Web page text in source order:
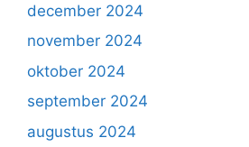
december 2024
november 2024
oktober 2024
september 2024
augustus 2024